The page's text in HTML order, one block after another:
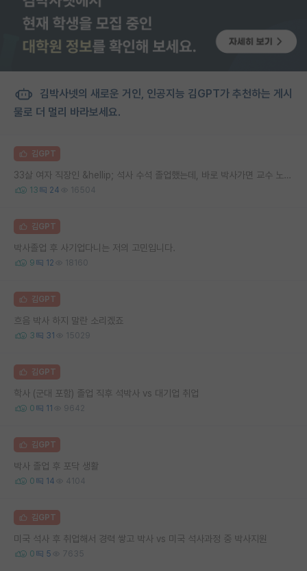
김박사넷의 새로운 거인, 인공지능 김GPT가 추천하는 게시
물로 더 멀리 바라보세요.
김GPT
33살 여자 직장인 &hellip; 석사 수석 졸업했는데, 바로 박사가면 교수 노려볼수 있을까요
13 24 16504
김GPT
박사졸업 후 사기업다니는 저의 고민입니다.
9 12 18160
김GPT
흐음 박사 하지 말란 소리겠죠
3 31 15029
김GPT
학사 (군대 포함) 졸업 직후 석박사 vs 대기업 취업
0 11 9642
김GPT
박사 졸업 후 포닥 생활
0 14 4104
김GPT
미국 석사 후 취업해서 경력 쌓고 박사 vs 미국 석사과정 중 박사지원
0 5 7635